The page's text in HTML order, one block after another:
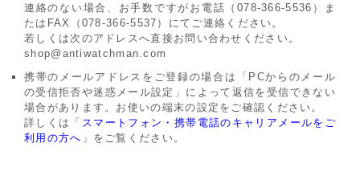
連絡のない場合、お手数ですがお電話（078-366-5536）ま
たはFAX（078-366-5537）にてご連絡ください。
若しくは次のアドレスへ直接お問い合わせください。
shop@antiwatchman.com
携帯のメールアドレスをご登録の場合は「PCからのメール
の受信拒否や迷惑メール設定」によって返信を受信できない
場合があります。お使いの端末の設定をご確認ください。
詳しくは「 スマートフォン・携帯電話のキャリアメールをご
利用の方へ 」をご覧ください。